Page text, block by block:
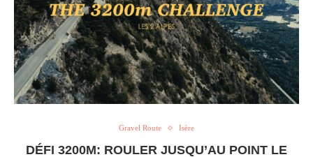
Gravel Route Isère
DÉFI 3200M: ROULER JUSQU’AU POINT LE